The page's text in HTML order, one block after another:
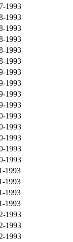
1993
1993
1993
1993
1993
1993
1993
1993
1993
1993
1993
1993
1993
1993
1993
1993
1993
1993
1993
1993
1993
1993